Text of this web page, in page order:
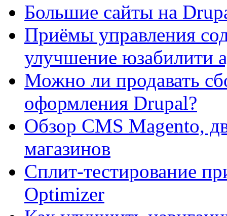
Большие сайты на
Приёмы управления
улучшение юзабилити
Можно ли продавать
оформления Drupal?
Обзор CMS Magento,
магазинов
Сплит-тестирование
Optimizer